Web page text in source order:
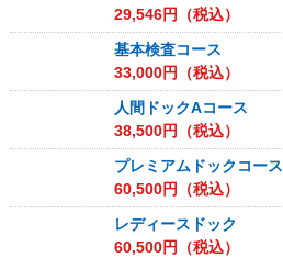
29,546円（税込）
基本検査コース
33,000円（税込）
人間ドックAコース
38,500円（税込）
プレミアムドックコース
60,500円（税込）
レディースドック
60,500円（税込）